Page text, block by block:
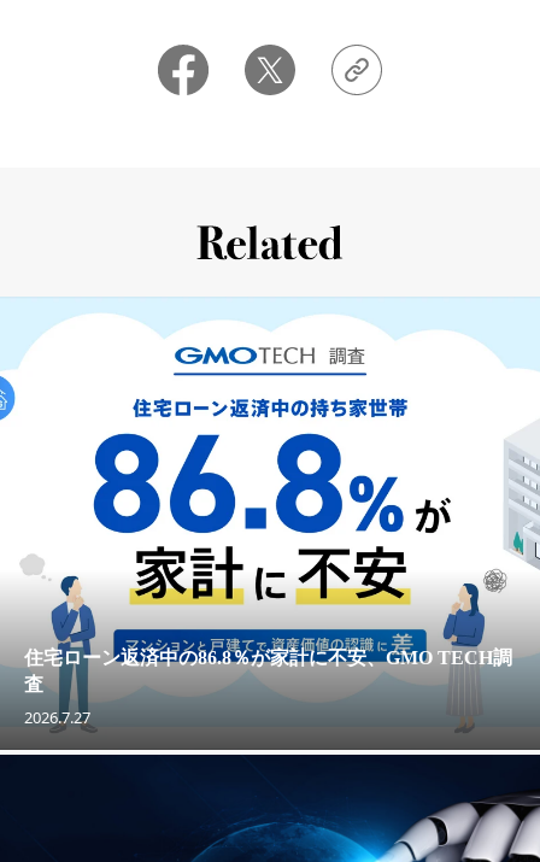
住宅ローン返済中の86.8％が家計に不安、GMO TECH調
査
2026.7.27